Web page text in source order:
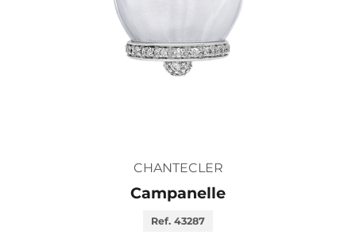
CHANTECLER
Campanelle
Ref. 43287